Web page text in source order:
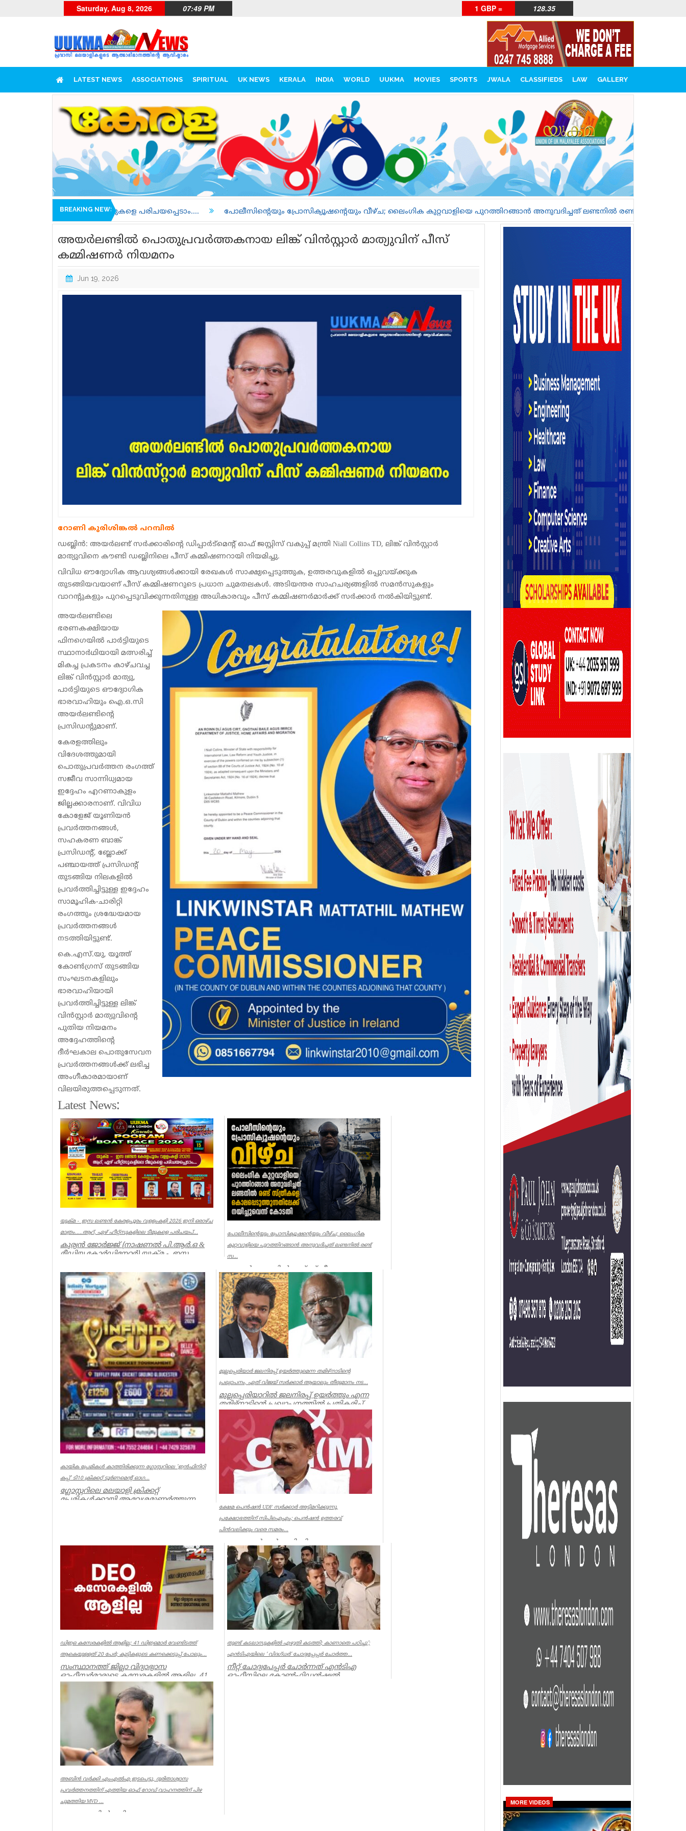
Saturday, Aug 8, 2026 07:49 PM 1 GBP = 128.35
LATEST NEWS ASSOCIATIONS SPIRITUAL UK NEWS KERALA INDIA WORLD UUKMA MOVIES SPORTS JWALA CLASSIFIEDS LAW GALLERY
BREAKING NEWS
പരിചയപ്പെടാം.... പോലീസിന്റെയും പ്രോസിക്യൂഷന്റെയും വീഴ്ച; ലൈംഗിക കുറ്റവാളിയെ പുറത്തിറങ്ങാൻ അനുവദിച്ചത് ലണ്ടനിൽ രണ്ട് സ്ത്രീകളെ കൊലപ്പെടുത്തുന്നതിലേക്ക്
അയർലണ്ടിൽ പൊതുപ്രവർത്തകനായ ലിങ്ക് വിൻസ്റ്റാർ മാത്യുവിന് പീസ്
കമ്മിഷണർ നിയമനം
Jun 19, 2026
റോണി കുരിശിങ്കൽ പറമ്പിൽ
ഡബ്ലിൻ: അയർലണ്ട് സർക്കാരിന്റെ ഡിപ്പാർട്മെന്റ് ഓഫ് ജസ്റ്റിസ് വകുപ്പ് മന്ത്രി Niall Collins TD, ലിങ്ക് വിൻസ്റ്റാർ
മാത്യുവിനെ കൗണ്ടി ഡബ്ലിനിലെ പീസ് കമ്മിഷണറായി നിയമിച്ചു.
വിവിധ ഔദ്യോഗിക ആവശ്യങ്ങൾക്കായി രേഖകൾ സാക്ഷ്യപ്പെടുത്തുക, ഉത്തരവുകളിൽ ഒപ്പുവയ്ക്കുക
തുടങ്ങിയവയാണ് പീസ് കമ്മിഷണറുടെ പ്രധാന ചുമതലകൾ. അടിയന്തര സാഹചര്യങ്ങളിൽ സമൻസുകളും
വാറന്റുകളും പുറപ്പെടുവിക്കുന്നതിനുള്ള അധികാരവും പീസ് കമ്മിഷണർമാർക്ക് സർക്കാർ നൽകിയിട്ടുണ്ട്.
അയർലണ്ടിലെ
ഭരണകക്ഷിയായ
ഫിനഗെയിൽ പാർട്ടിയുടെ
സ്ഥാനാർഥിയായി മത്സരിച്ച്
മികച്ച പ്രകടനം കാഴ്ചവച്ച
ലിങ്ക് വിൻസ്റ്റാർ മാത്യു,
പാർട്ടിയുടെ ഔദ്യോഗിക
ഭാരവാഹിയും ഐ.ഒ.സി
അയർലണ്ടിന്റെ
പ്രസിഡന്റുമാണ്.
കേരളത്തിലും
വിദേശത്തുമായി
പൊതുപ്രവർത്തന രംഗത്ത്
സജീവ സാന്നിധ്യമായ
ഇദ്ദേഹം എറണാകുളം
ജില്ലക്കാരനാണ്. വിവിധ
കോളേജ് യൂണിയൻ
പ്രവർത്തനങ്ങൾ,
സഹകരണ ബാങ്ക്
പ്രസിഡന്റ്, ബ്ലോക്ക്
പഞ്ചായത്ത് പ്രസിഡന്റ്
തുടങ്ങിയ നിലകളിൽ
പ്രവർത്തിച്ചിട്ടുള്ള ഇദ്ദേഹം
സാമൂഹിക-ചാരിറ്റി
രംഗത്തും ശ്രദ്ധേയമായ
പ്രവർത്തനങ്ങൾ
നടത്തിയിട്ടുണ്ട്.
കെ.എസ്.യു, യൂത്ത്
കോൺഗ്രസ് തുടങ്ങിയ
സംഘടനകളിലും
ഭാരവാഹിയായി
പ്രവർത്തിച്ചിട്ടുള്ള ലിങ്ക്
വിൻസ്റ്റാർ മാത്യുവിന്റെ
പുതിയ നിയമനം
അദ്ദേഹത്തിന്റെ
ദീർഘകാല പൊതുസേവന
പ്രവർത്തനങ്ങൾക്ക് ലഭിച്ച
അംഗീകാരമായാണ്
വിലയിരുത്തപ്പെടുന്നത്.
Latest News:
യുക്മ - ഇസ ലണ്ടൻ കേരളപൂരം വളളംകളി 2026 ഇനി ഒരാഴ്ച
മാത്രം.....ആറ്, ഏഴ് ഹീറ്റ്സുകളിലെ ടീമുകളെ പരിചയപ്...
കുര്യൻ ജോർജ്ജ് (നാഷണൽ പി.ആർ.ഒ &
മീഡിയ കോർഡിനേറ്റർ) യുക്മ - ഇസ
Associations
പോലീസിന്റെയും പ്രോസിക്യൂഷന്റെയും വീഴ്ച; ലൈംഗിക
കുറ്റവാളിയെ പുറത്തിറങ്ങാൻ അനുവദിച്ചത് ലണ്ടനിൽ രണ്ട്
സ...
ലണ്ടൻ: ലണ്ടനിൽ രണ്ട് സ്ത്രീകളെ
കൊലപ്പെടുത്തിയ സംഭവത്തിൽ
പോലീസിനും പ്രോസിക്യൂഷനും ഗുരുതര
വീഴ്ച്ച സംഭ...
UK NEWS
കായിക പ്രേമികള്‍ കാത്തിരിക്കുന്ന ഗ്ലോസ്റ്ററിലെ 'ഇന്‍ഫിനിറ്റി
കപ്പ്' ടി10 ക്രിക്കറ്റ് ടൂര്‍ണമെന്റ് ഓഗ...
ഗ്ലോസ്റ്ററിലെ മലയാളി ക്രിക്കറ്റ്
പ്രേമികള്‍ക്കായി ആവേശമുണര്‍ത്തുന്ന
മുല്ലപ്പെരിയാർ ജലനിരപ്പ് ഉയർത്തുമെന്ന തമിഴ്നാടിന്റെ
പ്രഖ്യാപനം, ഏത് വിജയ് സർക്കാർ ആയാലും തീരുമാനം നട...
മുല്ലപ്പെരിയാറിൽ ജലനിരപ്പ് ഉയർത്തും എന്ന
തമിഴ്നാടിന്റെ പ്രഖ്യാപനത്തിൽ പ്രതികരിച്ച്
മുൻമന്ത്രി എം എം...
Kerala
ക്ഷേമ പെൻഷൻ UDF സർക്കാർ അട്ടിമറിക്കുന്നു,
പ്രക്ഷോഭത്തിന് സിപിഐഎം; പെൻഷൻ ഉത്തരവ്
പിൻവലിക്കും വരെ സമരം...
ക്ഷേമ പെൻഷൻ അട്ടിമറിക്കാനുള്ള ബോധ
പൂർവമായ ശ്രമമാണ് യു ഡി എഫ് സർക്കാർ
നടത്തുന്നതെന്ന് സിപിഐഎം സംസ്ഥാ...
Kerala
ഡിഇഒ കസേരകളില്‍ ആളില്ല; 41 ഡിഇഒമാര്‍ വേണ്ടിടത്ത്
ആകെയുള്ളത് 20 പേര്‍; കുട്ടികളുടെ കണക്കെടുപ്പ് പോലും...
സംസ്ഥാനത്ത് ജില്ലാ വിദ്യാഭ്യാസ
ഓഫീസര്‍മാരുടെ കസേരകളില്‍ ആളില്ല. 41
ഡിഇഒമാരില്‍ നിലവില്‍ ഉള്ളത് 20 പ...
Kerala
തുണ്ട് കടലാസുകളില്‍ എഴുതി കടത്തി; കാണാതെ പഠിച്ചു’;
എന്‍ടിഎയിലെ ‘ വിദഗ്ധര്‍’ ചോദ്യപ്പേപ്പര്‍ ചോര്‍ത്ത...
നീറ്റ് ചോദ്യപേപ്പര്‍ ചോര്‍ന്നത് എന്‍ടിഎ
ഓഫീസിലെ കോണ്‍ഫിഡന്‍ഷ്യല്‍
അബിൻ വർക്കി എംഎൽഎ ഇടപെട്ടു, ദുരിതാശ്വാസ
പ്രവർത്തനത്തിന് എത്തിയ ഓഫ് റോഡ് വാഹനത്തിന് പിഴ
ചുമത്തിയ MVD ...
ആറന്മുളയിൽ ദുരിതാശ്വാസ
MORE VIDEOS